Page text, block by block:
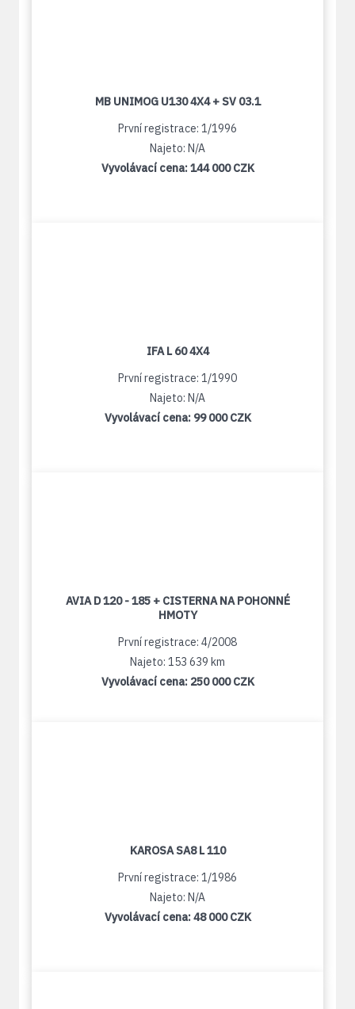
MB UNIMOG U130 4X4 + SV 03.1
První registrace: 1/1996
Najeto: N/A
Vyvolávací cena:144 000 CZK
IFA L 60 4X4
První registrace: 1/1990
Najeto: N/A
Vyvolávací cena: 99 000 CZK
AVIA D 120 - 185 + CISTERNA NA POHONNÉ
HMOTY
První registrace: 4/2008
Najeto: 153 639 km
Vyvolávací cena: 250 000 CZK
KAROSA SA8 L 110
První registrace: 1/1986
Najeto: N/A
Vyvolávací cena:48 000 CZK